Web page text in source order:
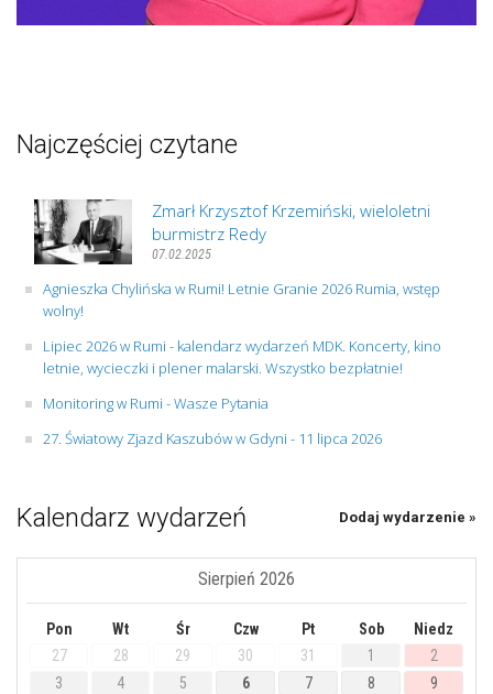
Najczęściej czytane
Zmarł Krzysztof Krzemiński, wieloletni
burmistrz Redy
07.02.2025
Agnieszka Chylińska w Rumi! Letnie Granie 2026 Rumia, wstęp
wolny!
Lipiec 2026 w Rumi - kalendarz wydarzeń MDK. Koncerty, kino
letnie, wycieczki i plener malarski. Wszystko bezpłatnie!
Monitoring w Rumi - Wasze Pytania
27. Światowy Zjazd Kaszubów w Gdyni - 11 lipca 2026
Kalendarz wydarzeń Dodaj wydarzenie »
Sierpień 2026
Pon Wt Śr Czw Pt Sob
Niedz
27
28 29 30 31 1
2
3
4 5 6 7 8
9